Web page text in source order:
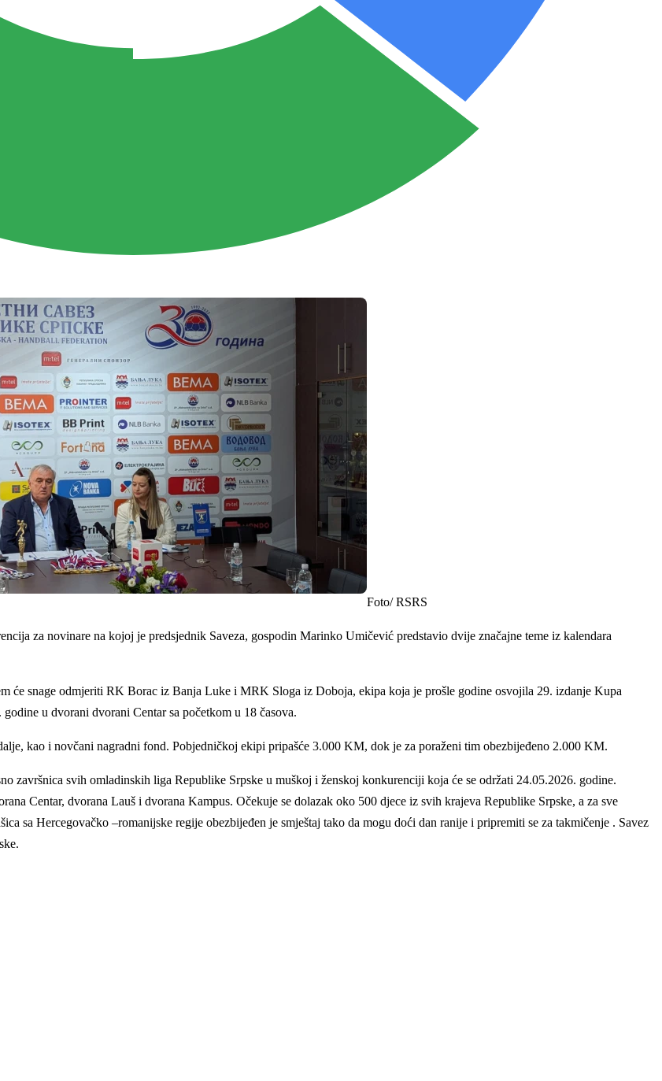
Foto/ RSRS
za novinare na kojoj je predsjednik Saveza, gospodin Marinko Umičević predstavio dvije značajne teme iz kalendara
će snage odmjeriti RK Borac iz Banja Luke i MRK Sloga iz Doboja, ekipa koja je prošle godine osvojila 29. izdanje Kupa
u dvorani dvorani Centar sa početkom u 18 časova.
kao i novčani nagradni fond. Pobjedničkoj ekipi pripašće 3.000 KM, dok je za poraženi tim obezbijeđeno 2.000 KM.
završnica svih omladinskih liga Republike Srpske u muškoj i ženskoj konkurenciji koja će se održati 24.05.2026. godine.
Centar, dvorana Lauš i dvorana Kampus. Očekuje se dolazak oko 500 djece iz svih krajeva Republike Srpske, a za sve
sa Hercegovačko –romanijske regije obezbijeđen je smještaj tako da mogu doći dan ranije i pripremiti se za takmičenje . Savez